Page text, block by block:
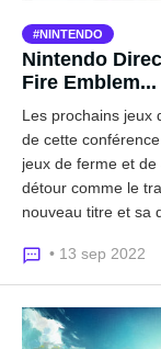
NINTENDO
Nintendo
Fire
Les prochains jeux
de cette
jeux de ferme et
détour comme le
nouveau titre et sa
• 13 sep 2022